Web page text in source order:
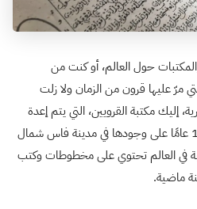
حول العالم، أو كنت من
مرّ عليها قرون من الزمان ولا زلت
إليك مكتبة القرويين، التي يتم إعدة
افتتاحها من جديد بعد مرور 1157 عامًا على وجودها في مدينة فاس شمال
في العالم تحتوي على مخطوطات وكتب